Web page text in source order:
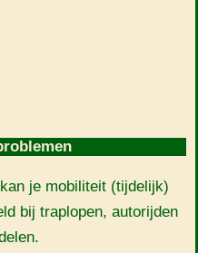
je mobiliteit (tijdelijk)
bij traplopen, autorijden